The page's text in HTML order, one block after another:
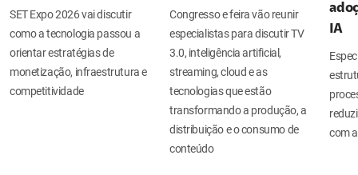
SET Expo 2026 vai discutir
como a tecnologia passou a
orientar estratégias de
monetização, infraestrutura e
competitividade
Congresso e feira vão reunir
especialistas para discutir TV
3.0, inteligência artificial,
streaming, cloud e as
tecnologias que estão
transformando a produção, a
distribuição e o consumo de
conteúdo
IA
com